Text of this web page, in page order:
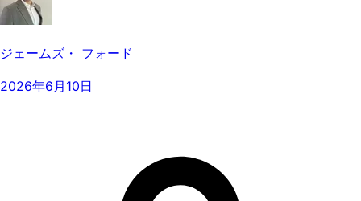
ジェームズ・ フォード
2026年6月10日